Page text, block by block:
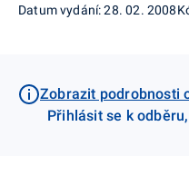
Datum vydání: 28. 02. 2008
Zobrazit podrobnosti
Přihlásit se k